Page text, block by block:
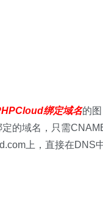
绑定域名的图
的域名，只需
上，直接在DNS